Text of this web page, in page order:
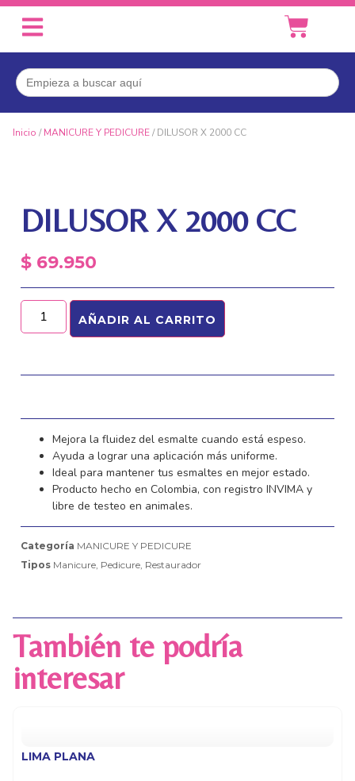
Buscar:
Inicio /MANICURE Y PEDICURE/ DILUSOR X 2000 CC
DILUSOR X 2000 CC
$ 69.950
AÑADIR AL CARRITO
Mejora la fluidez del esmalte cuando está espeso.
Ayuda a lograr una aplicación más uniforme.
Ideal para mantener tus esmaltes en mejor estado.
Producto hecho en Colombia, con registro INVIMA y
libre de testeo en animales.
Categoría MANICURE Y PEDICURE
Tipos Manicure, Pedicure, Restaurador
También te podría
interesar
LIMA PLANA